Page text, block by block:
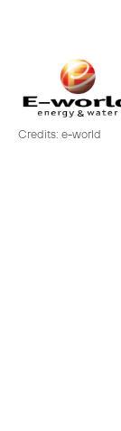
Credits: e-world